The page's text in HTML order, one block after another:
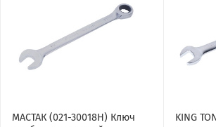
МАСТАК (021-30018H) Ключ
KING